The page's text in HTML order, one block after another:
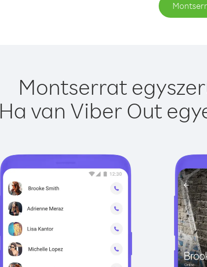
Montserrat
Ha van Viber Out